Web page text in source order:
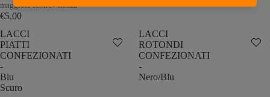
maggiore scorrevolezza
€5,00
LACCI
PIATTI
CONFEZIONATI
-
Blu
Scuro
LACCI
ROTONDI
CONFEZIONATI
-
Nero/Blu